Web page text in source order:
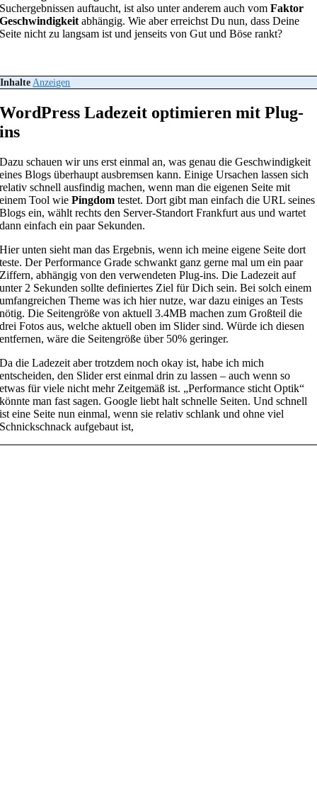
Suchergebnissen auftaucht, ist also unter anderem auch vomFaktor
Geschwindigkeitabhängig. Wie aber erreichst Du nun, dass Deine
Seite nicht zu langsam ist und jenseits von Gut und Böse rankt?
Inhalte Anzeigen
WordPress Ladezeit optimieren mit Plug-
ins
Dazu schauen wir uns erst einmal an, was genau die Geschwindigkeit
eines Blogs überhaupt ausbremsen kann. Einige Ursachen lassen sich
relativ schnell ausfindig machen, wenn man die eigenen Seite mit
einem Tool wiePingdom testet. Dort gibt man einfach die URL seines
Blogs ein, wählt rechts den Server-Standort Frankfurt aus und wartet
dann einfach ein paar Sekunden.
Hier unten sieht man das Ergebnis, wenn ich meine eigene Seite dort
teste. Der Performance Grade schwankt ganz gerne mal um ein paar
Ziffern, abhängig von den verwendeten Plug-ins. Die Ladezeit auf
unter 2 Sekunden sollte definiertes Ziel für Dich sein. Bei solch einem
umfangreichen Theme was ich hier nutze, war dazu einiges an Tests
nötig. Die Seitengröße von aktuell 3.4MB machen zum Großteil die
drei Fotos aus, welche aktuell oben im Slider sind. Würde ich diesen
entfernen, wäre die Seitengröße über 50% geringer.
Da die Ladezeit aber trotzdem noch okay ist, habe ich mich
entscheiden, den Slider erst einmal drin zu lassen – auch wenn so
etwas für viele nicht mehr Zeitgemäß ist. „Performance sticht Optik“
könnte man fast sagen. Google liebt halt schnelle Seiten. Und schnell
ist eine Seite nun einmal, wenn sie relativ schlank und ohne viel
Schnickschnack aufgebaut ist,